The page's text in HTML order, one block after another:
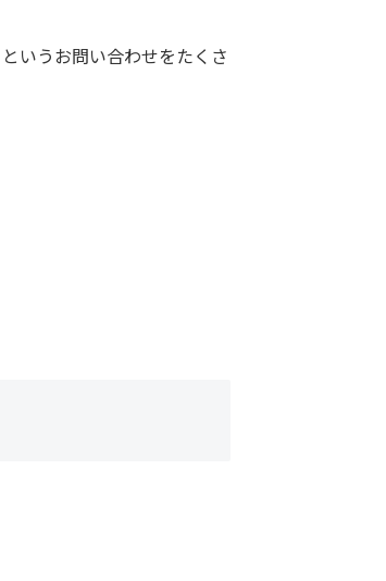
いうお問い合わせをたくさ